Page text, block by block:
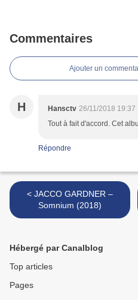
Commentaires
Ajouter un
H Hansctv 26/11/2018 19:37
Tout à fait d'accord. Cet
Répondre
< JACCO GARDNER –
Somnium (2018)
Hébergé par Canalblog
Top articles
Pages